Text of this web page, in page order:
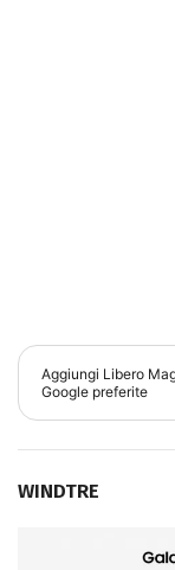
Aggiungi Libero
Google preferite
WINDTRE